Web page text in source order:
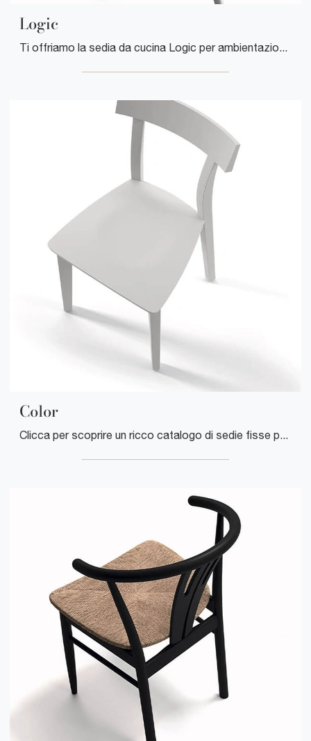
Logic
Ti offriamo la sedia da cucina Logic per ambientazioni moderne, tra le più originali Sedie impilabili di Arrital.
Color
Clicca per scoprire un ricco catalogo di sedie fisse per stanze design: il modello Color di Arrital ti attende!